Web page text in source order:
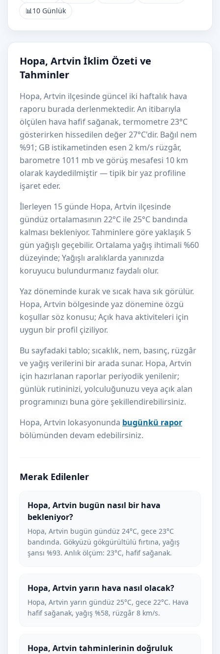
📊10 Günlük
Hopa, Artvin İklim Özeti ve
Tahminler
Hopa, Artvin ilçesinde güncel iki haftalık hava
raporu burada derlenmektedir. An itibarıyla
ölçülen hava hafif sağanak, termometre 23°C
gösterirken hissedilen değer 27°C'dir. Bağıl nem
%91; GB istikametinden esen 2 km/s rüzgâr,
barometre 1011 mb ve görüş mesafesi 10 km
olarak kaydedilmiştir — tipik bir yaz profiline
işaret eder.
İlerleyen 15 günde Hopa, Artvin ilçesinde
gündüz ortalamasının 22°C ile 25°C bandında
kalması bekleniyor. Tahminlere göre yaklaşık 5
gün yağışlı geçebilir. Ortalama yağış ihtimali %60
düzeyinde; Yağışlı aralıklarda yanınızda
koruyucu bulundurmanız faydalı olur.
Yaz döneminde kurak ve sıcak hava sık görülür.
Hopa, Artvin bölgesinde yaz dönemine özgü
koşullar söz konusu; Açık hava aktiviteleri için
uygun bir profil çiziliyor.
Bu sayfadaki tablo; sıcaklık, nem, basınç, rüzgâr
ve yağış verilerini bir arada sunar. Hopa, Artvin
için hazırlanan raporlar periyodik yenilenir;
günlük rutininizi, yolculuğunuzu veya açık alan
programınızı buna göre şekillendirebilirsiniz.
Hopa, Artvin lokasyonunda bugünkü rapor
bölümünden devam edebilirsiniz.
Merak Edilenler
Hopa, Artvin bugün nasıl bir hava
bekleniyor?
Hopa, Artvin bugün gündüz 24°C, gece 23°C
bandında. Gökyüzü gökgürültülü fırtına, yağış
şansı %93. Anlık ölçüm: 23°C, hafif sağanak.
Hopa, Artvin yarın hava nasıl olacak?
Hopa, Artvin yarın gündüz 25°C, gece 22°C. Hava
hafif sağanak, yağış %58, rüzgâr 8 km/s.
Hopa, Artvin tahminlerinin doğruluk